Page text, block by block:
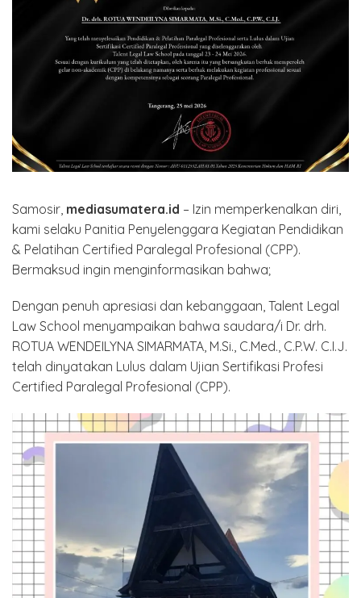
Samosir, mediasumatera.id – Izin memperkenalkan diri,
kami selaku Panitia Penyelenggara Kegiatan Pendidikan
& Pelatihan Certified Paralegal Profesional (CPP).
Bermaksud ingin menginformasikan bahwa;
Dengan penuh apresiasi dan kebanggaan, Talent Legal
Law School menyampaikan bahwa saudara/i Dr. drh.
ROTUA WENDEILYNA SIMARMATA, M.Si., C.Med., C.P.W. C.I.J.
telah dinyatakan Lulus dalam Ujian Sertifikasi Profesi
Certified Paralegal Profesional (CPP).